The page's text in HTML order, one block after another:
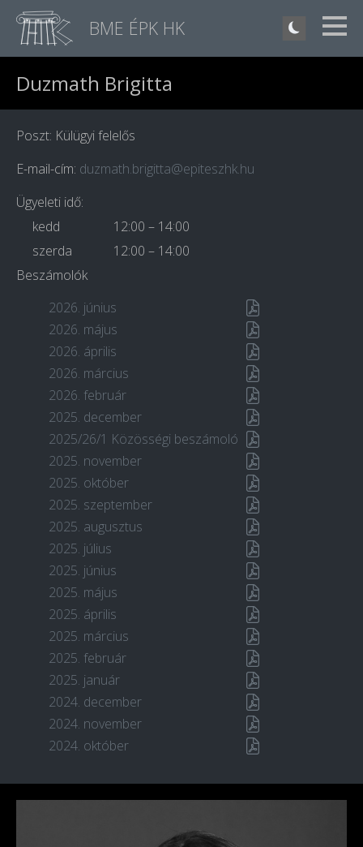
BME ÉPK HK
Duzmath Brigitta
Poszt: Külügyi felelős
E-mail-cím: duzmath.brigitta@epiteszhk.hu
Ügyeleti idő:
kedd
12:00 – 14:00
szerda
12:00 – 14:00
Beszámolók
2026. június
2026. május
2026. április
2026. március
2026. február
2025. december
2025/26/1 Közösségi beszámoló
2025. november
2025. október
2025. szeptember
2025. augusztus
2025. július
2025. június
2025. május
2025. április
2025. március
2025. február
2025. január
2024. december
2024. november
2024. október